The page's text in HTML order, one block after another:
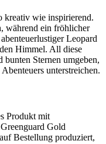
kreativ wie inspirierend.
während ein fröhlicher
Leopard
Himmel. All diese
Sternen umgeben,
unterstreichen.
Produkt mit
Gold
Bestellung produziert,